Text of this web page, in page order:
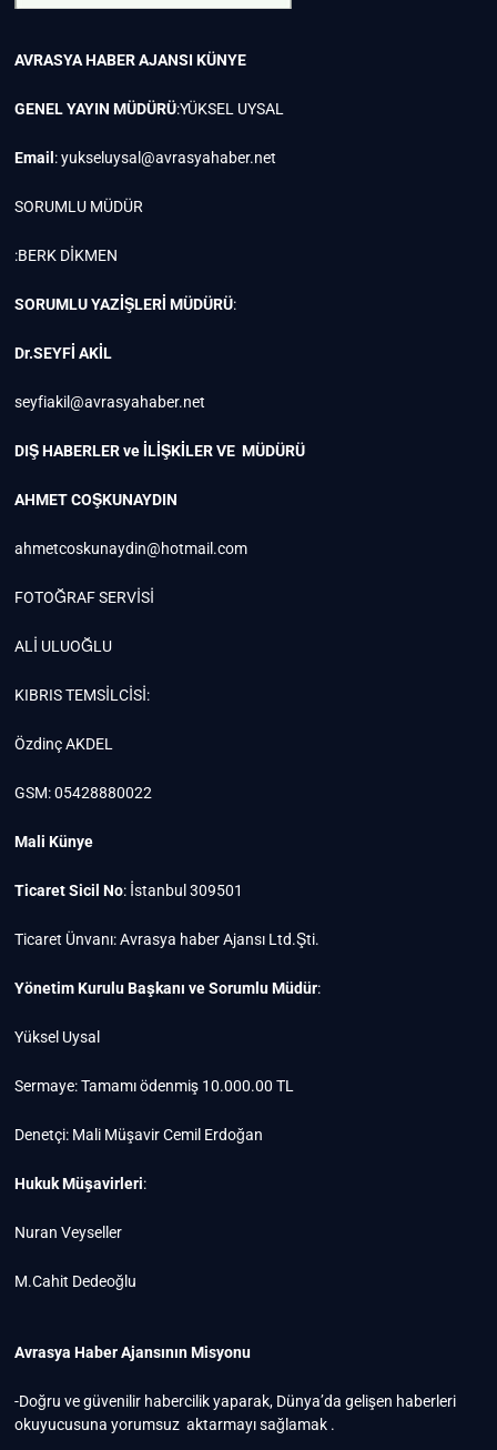
AVRASYA HABER AJANSIKÜNYE
GENEL YAYIN MÜDÜRÜ:YÜKSEL UYSAL
Email :yukseluysal@avrasyahaber.net
SORUMLU MÜDÜR
:BERK DİKMEN
SORUMLU YAZİŞLERİ MÜDÜRÜ:
Dr.SEYFİ AKİL
seyfiakil@avrasyahaber.net
DIŞ HABERLER ve İLİŞKİLER VE MÜDÜRÜ
AHMET COŞKUNAYDIN
ahmetcoskunaydin@hotmail.com
FOTOĞRAF SERVİSİ
ALİ ULUOĞLU
KIBRIS TEMSİLCİSİ:
Özdinç AKDEL
GSM: 05428880022
Mali Künye
Ticaret Sicil No: İstanbul 309501
Ticaret Ünvanı: Avrasya haber Ajansı Ltd.Şti.
Yönetim Kurulu Başkanı ve Sorumlu Müdür:
Yüksel Uysal
Sermaye: Tamamı ödenmiş 10.000.00 TL
Denetçi: Mali Müşavir Cemil Erdoğan
Hukuk Müşavirleri:
Nuran Veyseller
M.Cahit Dedeoğlu
Avrasya Haber Ajansının Misyonu
-Doğru ve güvenilir habercilik yaparak, Dünya’da gelişen haberleri
okuyucusuna yorumsuz aktarmayı sağlamak .